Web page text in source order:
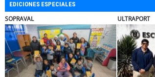
EDICIONES ESPECIALES